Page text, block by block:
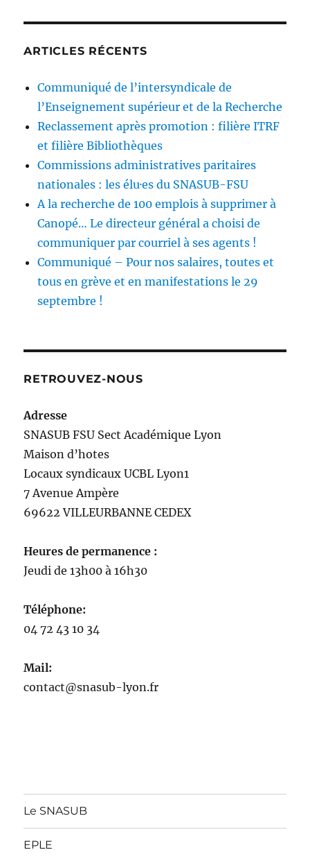
ARTICLES RÉCENTS
Communiqué de l’intersyndicale de
l’Enseignement supérieur et de la Recherche
Reclassement après promotion : filière ITRF
et filière Bibliothèques
Commissions administratives paritaires
nationales : les élu·es du SNASUB-FSU
A la recherche de 100 emplois à supprimer à
Canopé… Le directeur général a choisi de
communiquer par courriel à ses agents !
Communiqué – Pour nos salaires, toutes et
tous en grève et en manifestations le 29
septembre !
RETROUVEZ-NOUS
Adresse
SNASUB FSU Sect Académique Lyon
Maison d’hotes
Locaux syndicaux UCBL Lyon1
7 Avenue Ampère
69622 VILLEURBANNE CEDEX
Heures de permanence :
Jeudi de 13h00 à 16h30
Téléphone:
04 72 43 10 34
Mail:
contact@snasub-lyon.fr
Le SNASUB
EPLE